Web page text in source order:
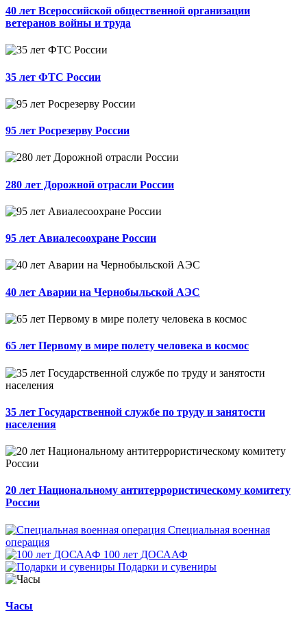
40 лет Всероссийской общественной организации
ветеранов войны и труда
35 лет ФТС России
95 лет Росрезерву России
280 лет Дорожной отрасли России
95 лет Авиалесоохране России
40 лет Аварии на Чернобыльской АЭС
65 лет Первому в мире полету человека в космос
35 лет Государственной службе по труду и занятости
населения
20 лет Национальному антитеррористическому комитету
России
Специальная военная
операция
100 лет ДОСААФ
Подарки и сувениры
Часы